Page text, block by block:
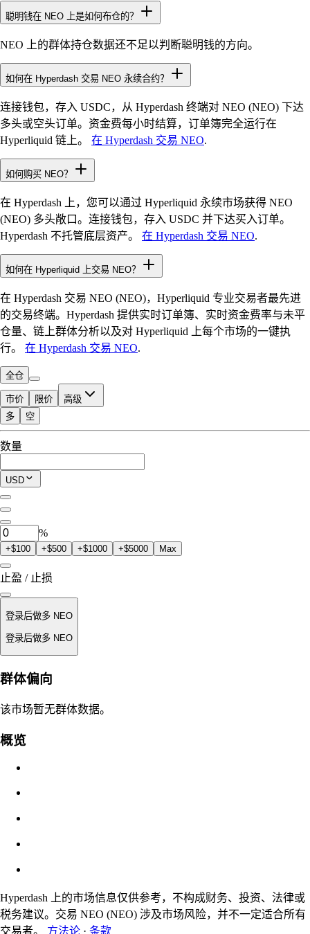
聪明钱在 NEO 上是如何布仓的？
NEO 上的群体持仓数据还不足以判断聪明钱的方向。
如何在 Hyperdash 交易 NEO 永续合约？
连接钱包，存入 USDC，从 Hyperdash 终端对 NEO (NEO) 下达
多头或空头订单。资金费每小时结算，订单簿完全运行在
Hyperliquid 链上。
在 Hyperdash 交易 NEO.
如何购买 NEO？
在 Hyperdash 上，您可以通过 Hyperliquid 永续市场获得 NEO
(NEO) 多头敞口。连接钱包，存入 USDC 并下达买入订单。
Hyperdash 不托管底层资产。
在 Hyperdash 交易 NEO.
如何在 Hyperliquid 上交易 NEO？
在 Hyperdash 交易 NEO (NEO)，Hyperliquid 专业交易者最先进
的交易终端。Hyperdash 提供实时订单簿、实时资金费率与未平
仓量、链上群体分析以及对 Hyperliquid 上每个市场的一键执
行。
在 Hyperdash 交易 NEO.
全仓
市价 限价 高级
可交易额度
$0.00
当前仓位
0 NEO
多 空
数量
USD
%
+$100 +$500 +$1000 +$5000 Max
止盈 / 止损
登录后做多 NEO
登录后做多 NEO
强平价
不适用
订单价值
群体偏向
该市场暂无群体数据。
概览
Hyperdash 上的市场信息仅供参考，不构成财务、投资、法律或
税务建议。交易 NEO (NEO) 涉及市场风险，并不一定适合所有
交易者。
方法论 · 条款